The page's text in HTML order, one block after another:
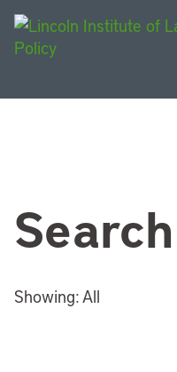
Search
Showing: All